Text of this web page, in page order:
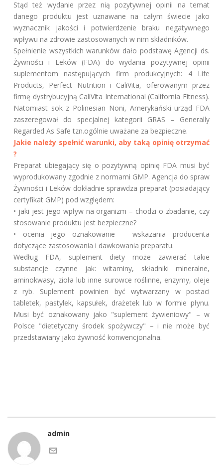
Stąd też wydanie przez nią pozytywnej opinii na temat
danego produktu jest uznawane na całym świecie jako
wyznacznik jakości i potwierdzenie braku negatywnego
wpływu na zdrowie zastosowanych w nim składników.
Spełnienie wszystkich warunków dało podstawę Agencji ds.
Żywności i Leków (FDA) do wydania pozytywnej opinii
suplementom następujących firm produkcyjnych: 4 Life
Products, Perfect Nutrition i CaliVita, oferowanym przez
firmę dystrybucyjną CaliVita International (California Fitness).
Natomiast sok z Polinesian Noni, Amerykański urząd FDA
zaszeregował do specjalnej kategorii GRAS – Generally
Regarded As Safe tzn.ogólnie uważane za bezpieczne.
Jakie należy spełnić warunki, aby taką opinię otrzymać
?
Preparat ubiegający się o pozytywną opinię FDA musi być
wyprodukowany zgodnie z normami GMP. Agencja do spraw
Żywności i Leków dokładnie sprawdza preparat (posiadający
certyfikat GMP) pod względem:
• jaki jest jego wpływ na organizm – chodzi o zbadanie, czy
stosowanie produktu jest bezpieczne?
• ocenia jego oznakowanie – wskazania producenta
dotyczące zastosowania i dawkowania preparatu.
Według FDA, suplement diety może zawierać takie
substancje czynne jak: witaminy, składniki mineralne,
aminokwasy, zioła lub inne surowce roślinne, enzymy, oleje
z ryb. Suplement powinien być wytwarzany w postaci
tabletek, pastylek, kapsułek, drażetek lub w formie płynu.
Musi być oznakowany jako "suplement żywieniowy" – w
Polsce "dietetyczny środek spożywczy" – i nie może być
przedstawiany jako żywność konwencjonalna.
admin